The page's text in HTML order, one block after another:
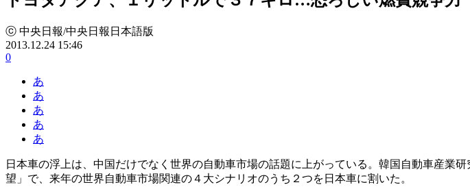
ⓒ 中央日報/中央日報日本語版
2013.12.24 15:46
0
あ
あ
あ
あ
あ
日本車の浮上は、中国だけでなく世界の自動車市場の話題に上がっている。韓国自動車産業
望」で、来年の世界自動車市場関連の４大シナリオのうち２つを日本車に割いた。